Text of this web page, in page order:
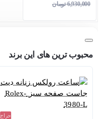
6,930,000 تومان
محبوب ترین های این برند
حراج